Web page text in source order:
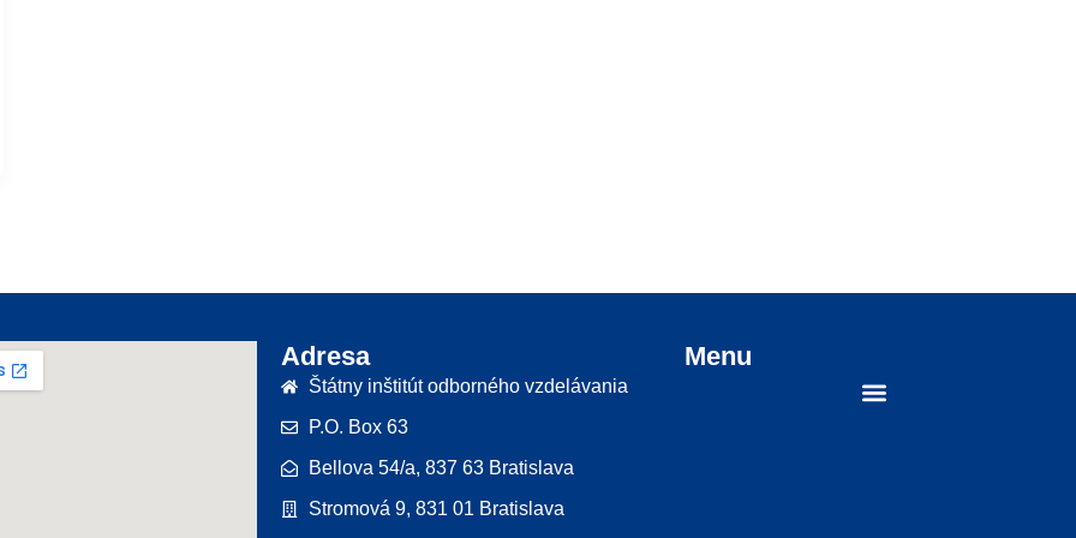
Adresa
Štátny inštitút odborného vzdelávania
P.O. Box 63
Bellova 54/a, 837 63 Bratislava
Stromová 9, 831 01 Bratislava
Menu